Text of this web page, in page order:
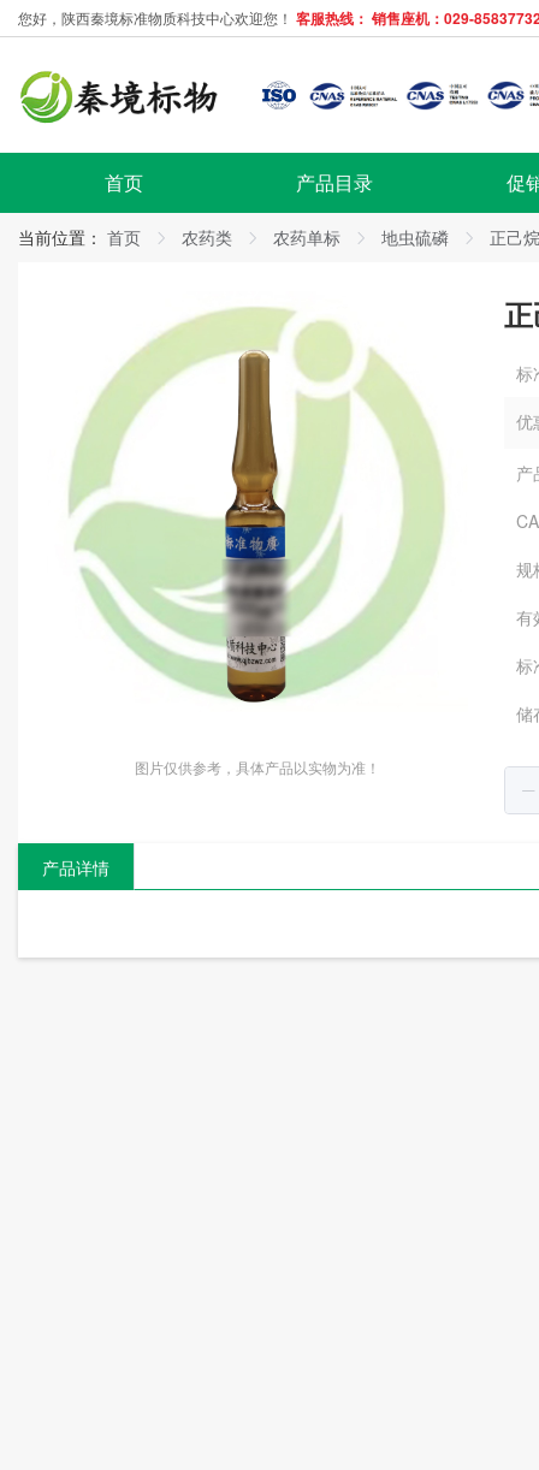
您好，陕西秦境标准物质科技中心欢迎您！ 客服热线： 销售座机：029-
首页 产品目录 促
当前位置： 首页 农药类 农药单标 地虫硫磷 正己
图片仅供参考，具体产品以实物为准！
标
优
产
规
有
标
储
产品详情